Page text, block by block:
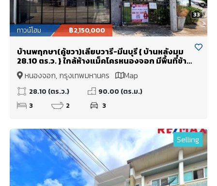
33
ทาวน์โฮม ฿2,150,000
บ้านพฤกษา(คู้ขวา)เลียบวารี-มีนบุรี { บ้านหลังมุม
28.10 ตร.ว. } ใกล้ห้างแม็คโครหนองจอก มีพื้นที่ข้าง
บ้าน ต่อเติมห้องครัว ห้องอเนกประสงค์ หน้าบ้านมี
ห้องกระจกบานสไลด์ขนาดใหญ่
หนองจอก, กรุงเทพมหานคร Map
28.10 (ตร.ว.)
90.00 (ตร.ม.)
3
2 3
Selling